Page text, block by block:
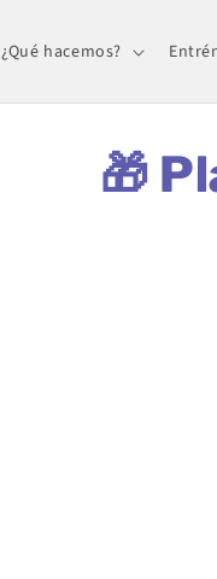
¿Qué hacemos?
🎁